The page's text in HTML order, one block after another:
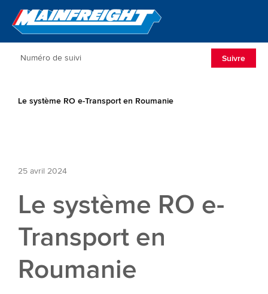
Go to Home
Suivre
Le système RO e-Transport en Roumanie
25 avril 2024
Le système RO e-
Transport en
Roumanie